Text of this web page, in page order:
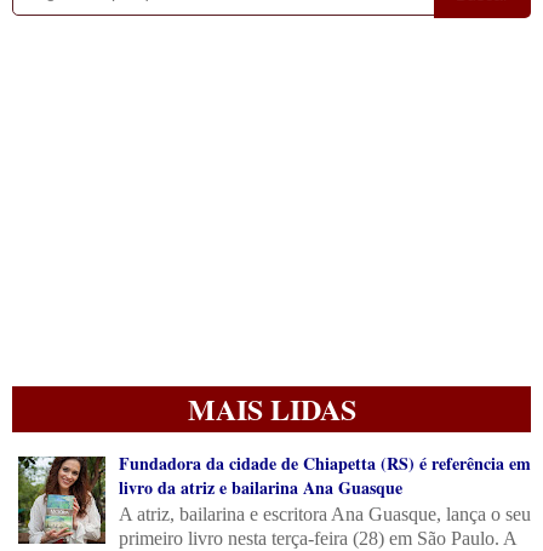
MAIS LIDAS
Fundadora da cidade de Chiapetta (RS) é referência em
livro da atriz e bailarina Ana Guasque
A atriz, bailarina e escritora Ana Guasque, lança o seu
primeiro livro nesta terça-feira (28) em São Paulo. A